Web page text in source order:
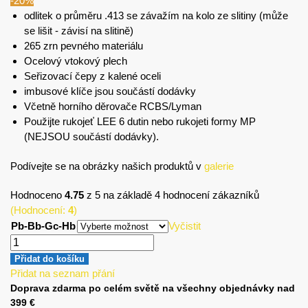
odlitek o průměru .413 se závažím na kolo ze slitiny (může
se lišit - závisí na slitině)
265 zrn pevného materiálu
Ocelový vtokový plech
Seřizovací čepy z kalené oceli
imbusové klíče jsou součástí dodávky
Včetně horního děrovače RCBS/Lyman
Použijte rukojeť LEE 6 dutin nebo rukojeti formy MP
(NEJSOU součástí dodávky).
Podívejte se na obrázky našich produktů v galerie
Hodnoceno 4.75 z 5 na základě 4 hodnocení zákazníků
(Hodnocení: 4)
Pb-Bb-Gc-Hb
Vyčistit
Přidat do košíku
Přidat na seznam přání
Doprava zdarma po celém světě na všechny objednávky nad
399 €